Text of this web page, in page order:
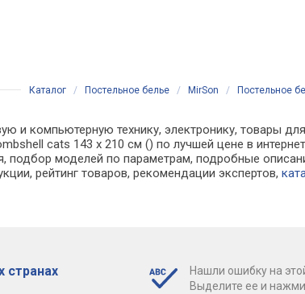
Каталог / Постельное белье / MirSon / Постельное
и компьютерную технику, электронику, товары
cats 143 x 210 см () по лучшей цене в
моделей по параметрам, подробные
рейтинг товаров, рекомендации экспертов,
странах
Нашли ошибку на
Выделите ее и